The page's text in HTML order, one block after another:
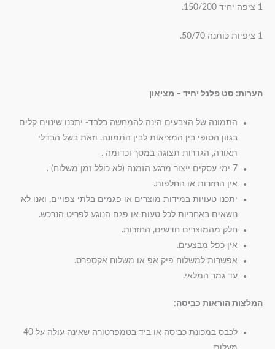
1 ציפה יחיד 150/200.
1 ציפיות כותנה 50/70.
הערות: סט פלנל יחיד – מציאון
התמונה של הצבעים הינה להמחשה בלבד- יתכנו שינוים קלים
בגוון הסופי בין המציאות לבין התמונה. וזאת בשל הבדלי
תאורה, הגדרות תצוגה במסך וכדומה .
7 ימי עסקים ייצור מרגע הזמנה (לא כולל זמן משלוח) .
אין החזרות או החלפות.
יתכנו טעויות במידות מוצרים או פגמים בלתי צפויים, ואנו לא
נושאים באחריות לכל טעות או פגם הנוגע לפריט הנרכש.
חלק מהמוצרים חדשים, החזרות.
אין כפל מבצעים.
אפשרות למשלוח פיק אפ או משלוח אקספרס.
עד גמר המלאי.
המלצות הוראות כביסה:
לכבס במכונת כביסה או ביד בטמפרטורה שאינה עולה על 40